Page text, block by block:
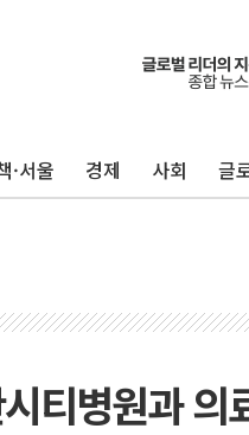
·서울 경제 사회 글
티병원과 의